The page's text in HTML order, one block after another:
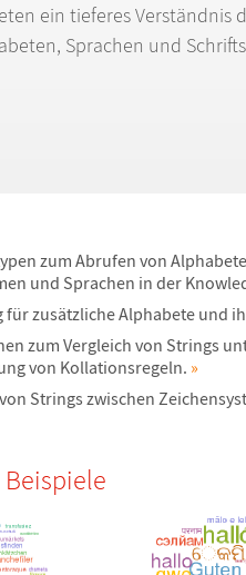
ein tieferes Verständnis
Sprachen und
zum Abrufen von
und Sprachen in der
für zusätzliche Alphabete und
zum Vergleich von Strings
von Kollationsregeln. »
Strings zwischen